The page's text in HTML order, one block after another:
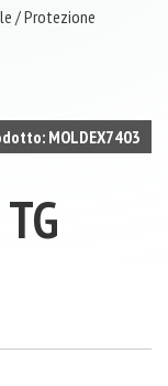
/Protezione
MOLDEX7403